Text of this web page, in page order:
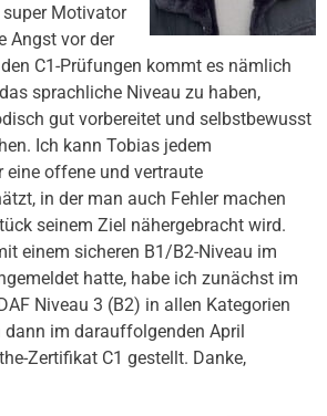
Motivator
Angst vor der
C1-Prüfungen kommt es nämlich
sprachliche Niveau zu haben,
gut vorbereitet und selbstbewusst
Ich kann Tobias jedem
eine offene und vertraute
in der man auch Fehler machen
seinem Ziel nähergebracht wird.
einem sicheren B1/B2-Niveau im
hatte, habe ich zunächst im
Niveau 3 (B2) in allen Kategorien
dann im darauffolgenden April
Zertifikat C1 gestellt. Danke,